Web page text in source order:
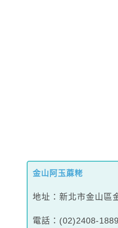
金山阿玉蔴粩
地址：新北市金山區
電話：(02)2408-1889